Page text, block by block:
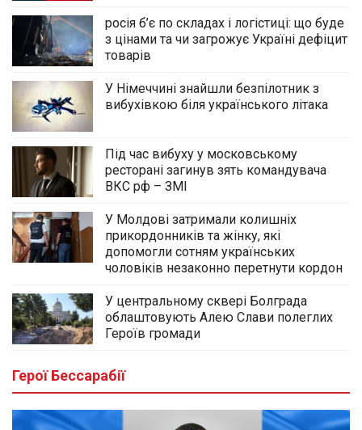
росія б’є по складах і логістиці: що буде
з цінами та чи загрожує Україні дефіцит
товарів
У Німеччині знайшли безпілотник з
вибухівкою біля українського літака
Під час вибуху у московському
ресторані загинув зять командувача
ВКС рф – ЗМІ
У Молдові затримали колишніх
прикордонників та жінку, які
допомогли сотням українських
чоловіків незаконно перетнути кордон
У центральному сквері Болграда
облаштовують Алею Слави полеглих
Героїв громади
Герої Бессарабії